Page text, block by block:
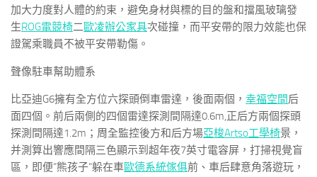
加大力度對人體的約束，避免身材與標的目的盤和擋風玻璃發
生ROG電競椅二歐凌辦公家具次碰撞，而平安帶的限力效能也保
證駕乘職員不被平安帶勒傷。
聲像駐車幫助體系
比亞迪G6擁有全方位六探頭倒車雷達，後面兩個， 幸福空間后
面四個。前后兩側的四個雷達探測間隔達0.6m,正后方兩個探頭
探測間隔達1.2m；周全監控後方和后方場亞梭Artso工學椅景，
并測算出響應間隔三色顯示到超年夜7英寸電容屏，打掃視覺盲
區，即便“熊孩子“躲在車歐德系統傢俱前、車后肆意角落遊玩，